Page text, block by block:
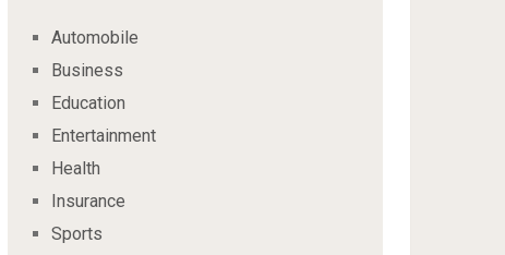
Automobile
Business
Education
Entertainment
Health
Insurance
Sports